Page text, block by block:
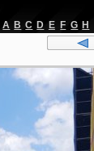
A B C D E F G H